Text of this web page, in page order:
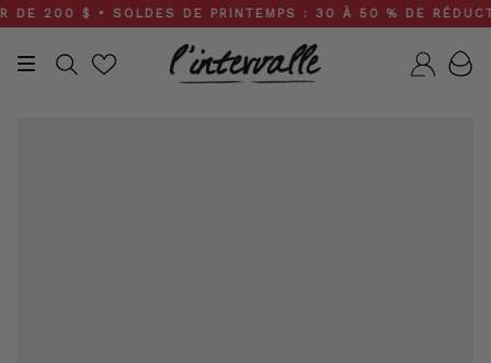
Skip
to
content
$ • SOLDES DE PRINTEMPS : 30 À 50 % DE
Recherche